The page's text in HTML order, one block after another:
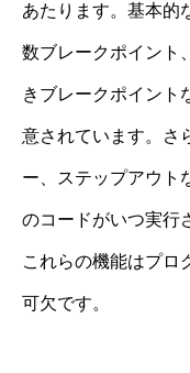
あたります。基本的
数ブレークポイント
きブレークポイント
意されています。さ
ー、ステップアウト
のコードがいつ実行
これらの機能はプロ
可欠です。